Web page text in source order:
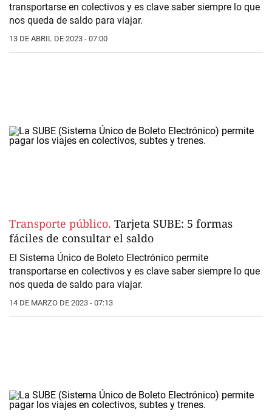
transportarse en colectivos y es clave saber siempre lo que
nos queda de saldo para viajar.
13 DE ABRIL DE 2023 - 07:00
Transporte público. Tarjeta SUBE: 5 formas
fáciles de consultar el saldo
El Sistema Único de Boleto Electrónico permite
transportarse en colectivos y es clave saber siempre lo que
nos queda de saldo para viajar.
14 DE MARZO DE 2023 - 07:13